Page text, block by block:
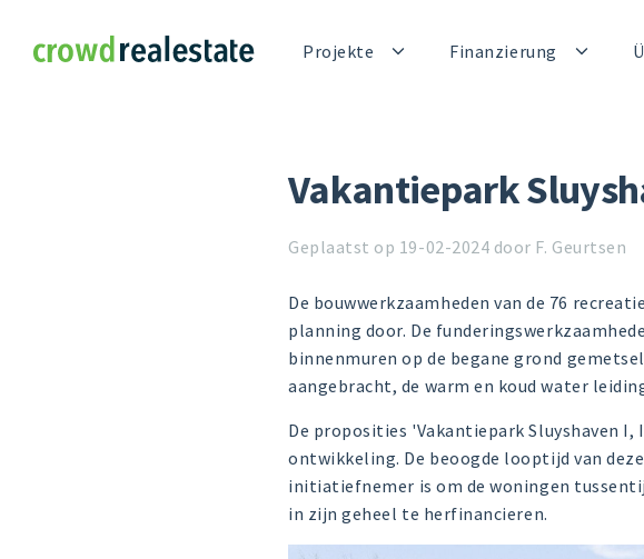
Crowdrealestate Projekte Finanzierung
Vakantiepark
Geplaatst op 19-02-2024 door F. Geurtsen
De bouwwerkzaamheden van de 76
planning door. De
binnenmuren op de begane grond
aangebracht, de warm en koud water
De proposities 'Vakantiepark Sluyshaven
ontwikkeling. De beoogde looptijd van
initiatiefnemer is om de woningen
in zijn geheel te herfinancieren.